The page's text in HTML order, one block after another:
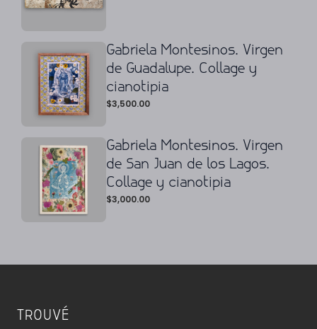
Gabriela Montesinos. Virgen
de Guadalupe. Collage y
cianotipia
$3,500.00
Gabriela Montesinos. Virgen
de San Juan de los Lagos.
Collage y cianotipia
$3,000.00
TROUVÉ